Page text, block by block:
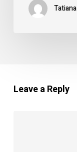
Tatiana
Leave a Reply